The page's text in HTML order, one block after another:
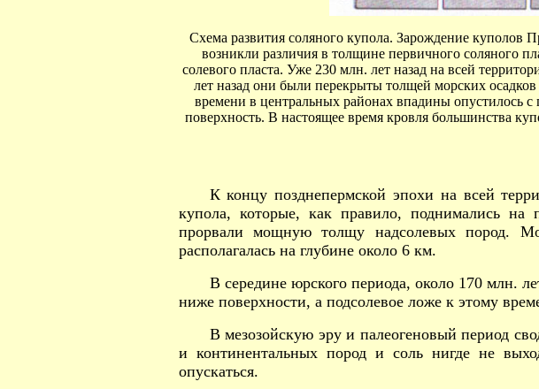
Схема развития соляного купола. Зарождение куполов
возникли различия в толщине первичного соляного
солевого пласта. Уже 230 млн. лет назад на всей
лет назад они были перекрыты толщей морских
времени в центральных районах впадины опустилось
поверхность. В настоящее время кровля большинства
К концу позднепермской эпохи на всей
купола, которые, как правило, поднимались на
прорвали мощную толщу надсолевых пород.
располагалась на глубине около 6 км.
В середине юрского периода, около 170 млн.
ниже поверхности, а подсолевое ложе к этому
В мезозойскую эру и палеогеновый период
и континентальных пород и соль нигде не
опускаться.